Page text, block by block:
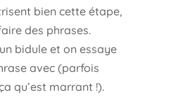
bien cette étape,
des phrases.
bidule et on essaye
avec (parfois
qu’est marrant !).